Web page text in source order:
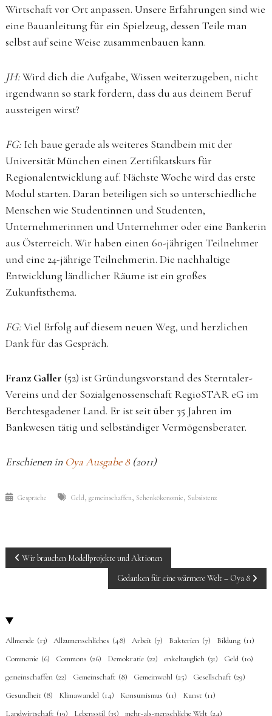
Wirtschaft vor Ort anpassen. Unsere Erfahrungen sind wie
eine Bauanleitung für ein Spielzeug, dessen Teile man
selbst auf seine Weise zusammenbauen kann.
JH:Wird dich die Aufgabe, Wissen weiterzugeben, nicht
irgendwann so stark fordern, dass du aus deinem Beruf
aussteigen wirst?
FG:Ich baue gerade als weiteres Standbein mit der
Universität München einen Zertifikatskurs für
Regionalentwicklung auf. Nächste Woche wird das erste
Modul starten. Daran beteiligen sich so unterschiedliche
Menschen wie Studentinnen und Studenten,
Unternehmerinnen und Unternehmer oder eine Bankerin
aus Österreich. Wir haben einen 60-jährigen Teilnehmer
und eine 24-jährige Teilnehmerin. Die nachhaltige
Entwicklung ländlicher Räume ist ein großes
Zukunftsthema.
FG:Viel Erfolg auf diesem neuen Weg, und herzlichen
Dank für das Gespräch.
Franz Galler (52) ist Gründungsvorstand des Sterntaler-
Vereins und der Sozialgenossenschaft RegioSTAR eG im
Berchtesgadener Land. Er ist seit über 35 Jahren im
Bankwesen tätig und selbständiger Vermögensberater.
Erschienen in Oya Ausgabe 8(2011)
Gespräche Geld, gemeinschaffen, Schenkökonomie, Subsistenz
BEITRAGS-
Wir brauchen Modellprojekte und Aktionen
Gedanken für eine wärmere Welt – Oya 8
Allmende (13) Allzumenschliches (48) Arbeit (7) Bakterien (7) Bildung (11)
Commonie (6) Commons (26) Demokratie (22) enkeltauglich (31) Geld (10)
gemeinschaffen (22) Gemeinschaft (8) Gemeinwohl (25) Gesellschaft (29)
Gesundheit (8) Klimawandel (14) Konsumismus (11) Kunst (11)
Landwirtschaft (19) Lebensstil (35) mehr-als-menschliche Welt (24)